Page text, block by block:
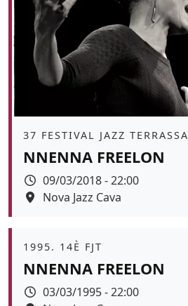
Àmbit
37 FESTIVAL JAZZ TERRASSA
NNENNA FREELON
Data
09/03/2018 - 22:00
Espai
Nova Jazz Cava
Àmbit
1995. 14È FJT
NNENNA FREELON
Data
03/03/1995 - 22:00